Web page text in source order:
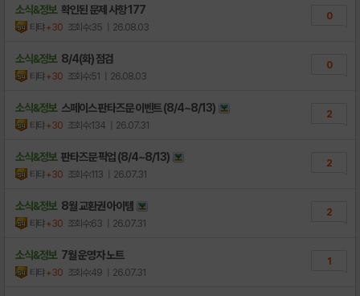
소식&정보 확인된 문제 사항 177
티탸+30 조회수:35 | 26.08.03
0
소식&정보 8/4(화) 점검
티탸+30 조회수:51 | 26.08.03
0
소식&정보 스페이스 판타즈문 이벤트 (8/4~8/13)
티탸+30 조회수:134 | 26.07.31
2
소식&정보 판타즈문 픽업 (8/4~8/13)
티탸+30 조회수:113 | 26.07.31
2
소식&정보 8월 교환권 아이템
티탸+30 조회수:63 | 26.07.31
2
소식&정보 7월 운영자 노트
티탸+30 조회수:49 | 26.07.31
1